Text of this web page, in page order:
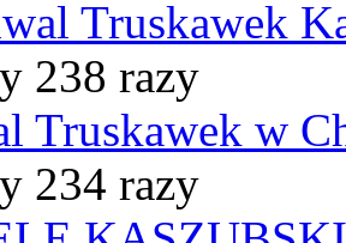
Truskawek
238 razy
Truskawek w
234 razy